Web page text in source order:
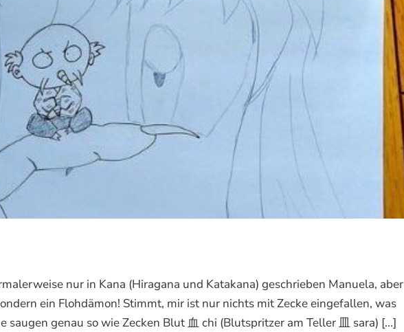
nur in Kana (Hiragana und Katakana) geschrieben Manuela, aber
ein Flohdämon! Stimmt, mir ist nur nichts mit Zecke eingefallen, was
genau so wie Zecken Blut 血 chi (Blutspritzer am Teller 皿 sara) [...]